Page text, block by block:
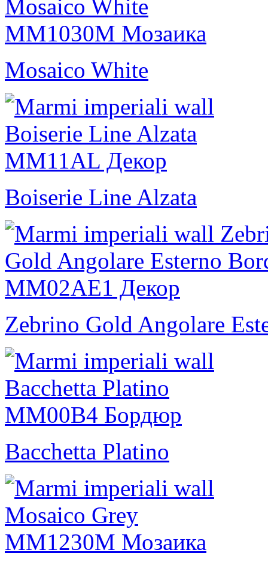
Mosaico White
Boiserie Line Alzata
Zebrino Gold Angolare
Bacchetta Platino